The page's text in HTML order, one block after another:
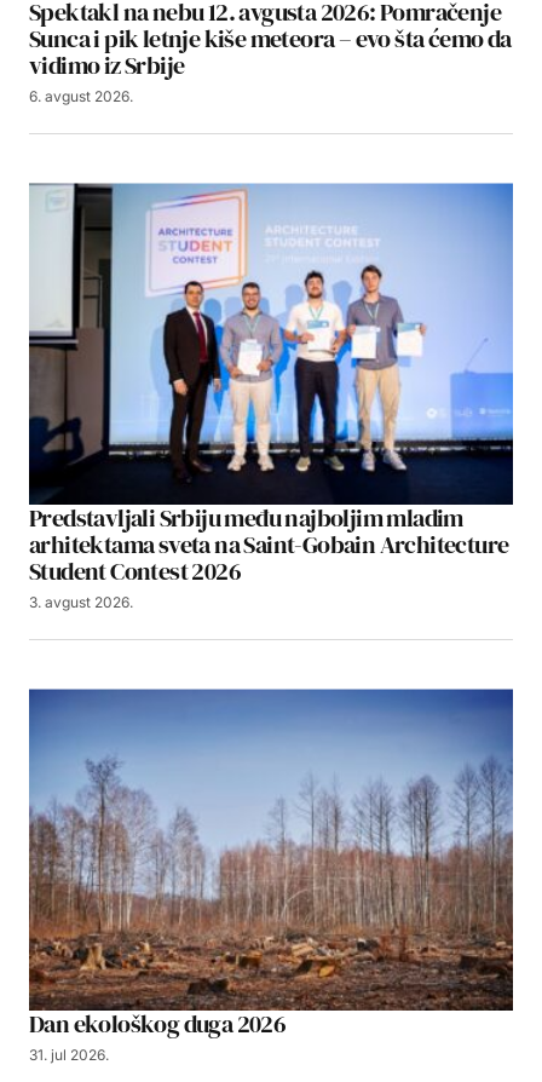
Spektakl na nebu 12. avgusta 2026: Pomračenje
Sunca i pik letnje kiše meteora – evo šta ćemo da
vidimo iz Srbije
6. avgust 2026.
Predstavljali Srbiju među najboljim mladim
arhitektama sveta na Saint-Gobain Architecture
Student Contest 2026
3. avgust 2026.
Dan ekološkog duga 2026
31. jul 2026.